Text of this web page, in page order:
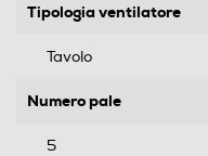
Tipologia ventilatore
Tavolo
Numero pale
5